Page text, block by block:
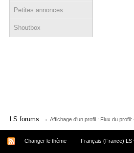
Petites annonces
Shoutbox
LS forums → Affichage d'un profil : Flux du profil:
Changer le thème Français (France) LS